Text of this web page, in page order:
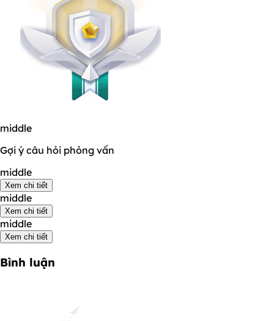
middle
Gợi ý câu hỏi phỏng vấn
middle
Xem chi tiết
middle
Xem chi tiết
middle
Xem chi tiết
Bình luận